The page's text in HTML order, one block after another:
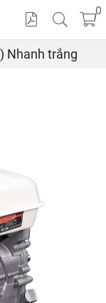
Cat
0
Nhanh trắng